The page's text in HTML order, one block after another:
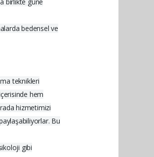
bedensel ve
teknikleri
hem
hizmetimizi
Bu
gibi